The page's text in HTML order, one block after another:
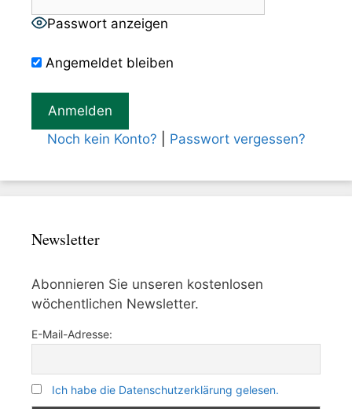
Passwort anzeigen
Angemeldet bleiben
Noch kein Konto? Passwort vergessen?
Newsletter
Abonnieren Sie unseren kostenlosen
wöchentlichen Newsletter.
E-Mail-Adresse:
Ich habe die Datenschutzerklärung gelesen.